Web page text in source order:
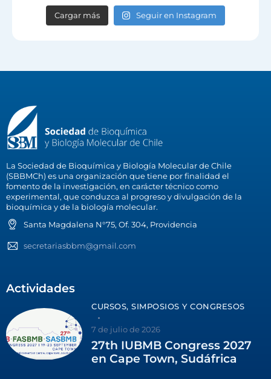
Cargar más Seguir en Instagram
La Sociedad de Bioquímica y Biología Molecular de Chile
(SBBMCh) es una organización que tiene por finalidad el
fomento de la investigación, en carácter técnico como
experimental, que conduzca al progreso y divulgación de la
bioquímica y de la biología molecular.
Santa Magdalena N°75, Of. 304, Providencia
secretariasbbm@gmail.com
Actividades
CURSOS, SIMPOSIOS Y CONGRESOS
7 de julio de 2026
27th IUBMB Congress 2027
en Cape Town, Sudáfrica